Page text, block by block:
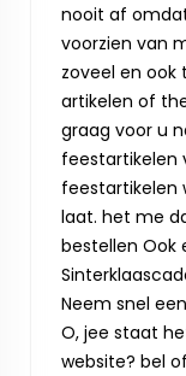
nooit af
voorzien van
zoveel en ook
artikelen of
graag voor u
feestartikelen
feestartikelen
laat. het me
bestellen Ook
Neem snel
O, jee staat
website? bel